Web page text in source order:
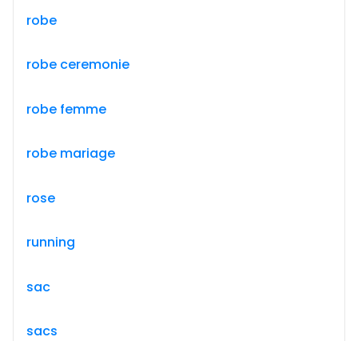
robe
robe ceremonie
robe femme
robe mariage
rose
running
sac
sacs